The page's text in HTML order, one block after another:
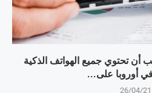
من عام 2027، يجب أن تحتوي جميع الهواتف الذكية
في أوروبا على...
26/04/21